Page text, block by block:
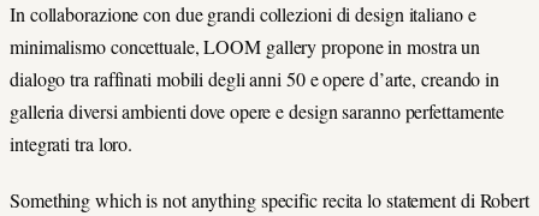
In collaborazione con due grandi collezioni di design italiano e
minimalismo concettuale, LOOM gallery propone in mostra un
dialogo tra raffinati mobili degli anni 50 e opere d’arte, creando in
galleria diversi ambienti dove opere e design saranno perfettamente
integrati tra loro.
Something which is not anything specific recita lo statement di Robert